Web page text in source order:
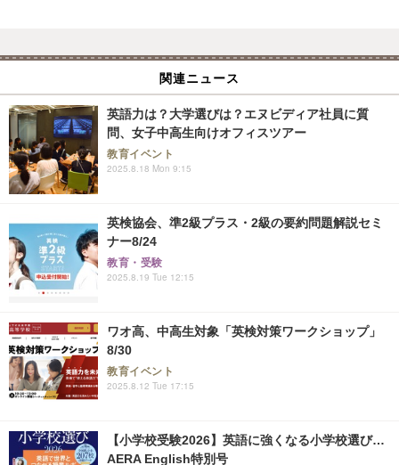
関連ニュース
英語力は？大学選びは？エヌビディア社員に質
問、女子中高生向けオフィスツアー
教育イベント
2025.8.18 Mon 9:15
英検協会、準2級プラス・2級の要約問題解説セミ
ナー8/24
教育・受験
2025.8.19 Tue 12:15
ワオ高、中高生対象「英検対策ワークショップ」
8/30
教育イベント
2025.8.12 Tue 17:15
【小学校受験2026】英語に強くなる小学校選び…
AERA English特別号